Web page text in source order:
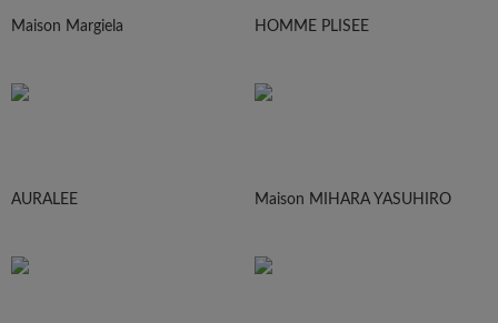
Maison Margiela HOMME PLISEE
AURALEE Maison MIHARA YASUHIRO